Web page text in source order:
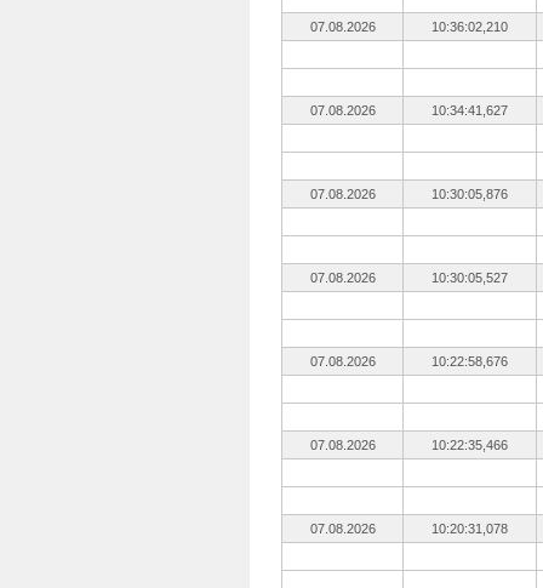
07.08.2026 10:36:02,210
07.08.2026 10:34:41,627
07.08.2026 10:30:05,876
07.08.2026 10:30:05,527
07.08.2026 10:22:58,676
07.08.2026 10:22:35,466
07.08.2026 10:20:31,078